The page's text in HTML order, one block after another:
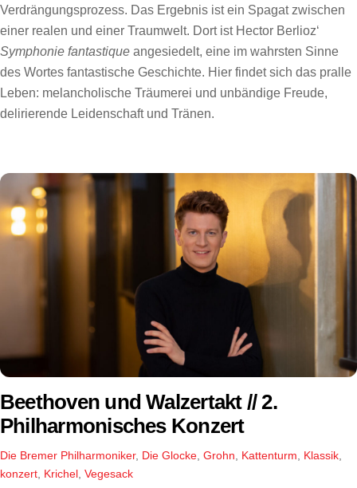
Verdrängungsprozess. Das Ergebnis ist ein Spagat zwischen
einer realen und einer Traumwelt. Dort ist Hector Berlioz‘
Symphonie fantastique angesiedelt, eine im wahrsten Sinne
des Wortes fantastische Geschichte. Hier findet sich das pralle
Leben: melancholische Träumerei und unbändige Freude,
delirierende Leidenschaft und Tränen.
Beethoven und Walzertakt // 2.
Philharmonisches Konzert
Die Bremer Philharmoniker, Die Glocke Grohn Kattenturm Klassik
konzert Krichel Vegesack